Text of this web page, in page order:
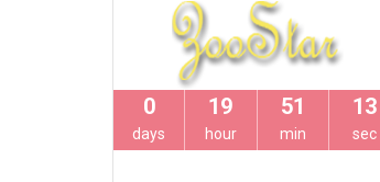
0
days
19
hour
51
min
12
sec